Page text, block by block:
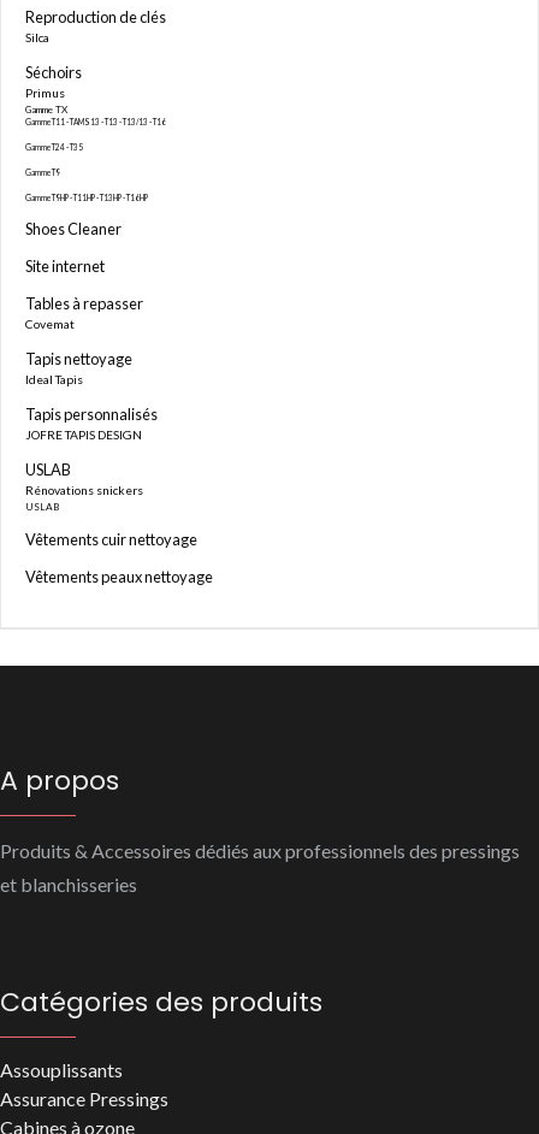
Reproduction de clés
Silca
Séchoirs
Primus
Gamme TX
Gamme T11 - TAMS13 - T13 - T13/13 - T16
Gamme T24 - T35
Gamme T9
Gamme T9HP - T11HP - T13HP - T16HP
Shoes Cleaner
Site internet
Tables à repasser
Covemat
Tapis nettoyage
Ideal Tapis
Tapis personnalisés
JOFRE TAPIS DESIGN
USLAB
Rénovations snickers
USLAB
Vêtements cuir nettoyage
Vêtements peaux nettoyage
A propos
Produits & Accessoires dédiés aux professionnels des pressings
et blanchisseries
Catégories des produits
Assouplissants
Assurance Pressings
Cabines à ozone